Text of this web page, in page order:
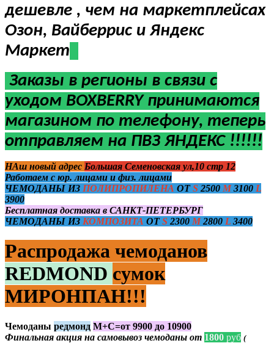
дешевле , чем на маркетплейсах
Озон, Вайберрис и Яндекс
Маркет
Заказы в регионы в связи с
уходом BOXBERRYпринимаются
магазином по телефону, теперь
отправляем на ПВЗ ЯНДЕКС !!!!!!
НАш новый адрес Большая Семеновская ул,10 стр 12
Работаем с юр. лицами и физ. лицами
ЧЕМОДАНЫ ИЗ ПОЛИПРОПИЛЕНА ОТS 2500 M3100 L
3900
Бесплатная доставка в САНКТ-ПЕТЕРБУРГ
ЧЕМОДАНЫ ИЗ КОМПОЗИТА ОТS 2300 M2800 L 3400
Распродажа чемоданов
REDMOND сумок
МИРОНПАН!!!
Чемоданы редмонд М+С=от 9900 до 10900
Финальная акция на самовывоз чемоданы от 1800 руб (